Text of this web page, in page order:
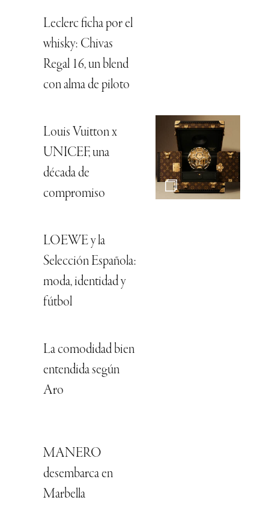
Leclerc ficha por el
whisky: Chivas
Regal 16, un blend
con alma de piloto
Louis Vuitton x
UNICEF, una
década de
compromiso
LOEWE y la
Selección Española:
moda, identidad y
fútbol
La comodidad bien
entendida según
Aro
MANERO
desembarca en
Marbella